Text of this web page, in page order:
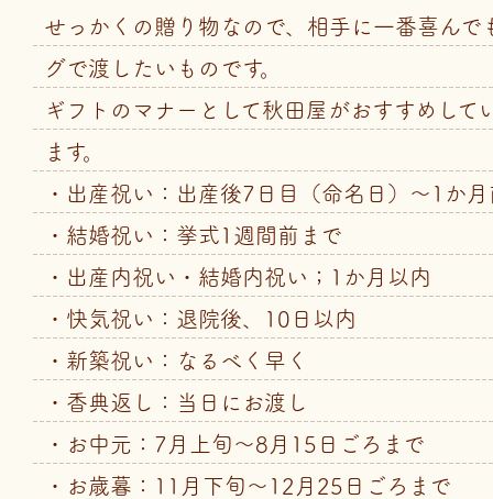
せっかくの贈り物なので、相手に一番喜んで
グで渡したいものです。
ギフトのマナーとして秋田屋がおすすめして
ます。
・出産祝い：出産後7日目（命名日）〜1か
・結婚祝い：挙式1週間前まで
・出産内祝い・結婚内祝い；1か月以内
・快気祝い：退院後、10日以内
・新築祝い：なるべく早く
・香典返し：当日にお渡し
・お中元：7月上旬～8月15日ごろまで
・お歳暮：11月下旬～12月25日ごろまで